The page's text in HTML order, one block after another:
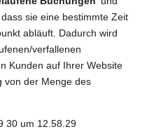
sie eine bestimmte Zeit
abläuft. Dadurch wird
verfallenen
Kunden auf Ihrer Website
von der Menge des